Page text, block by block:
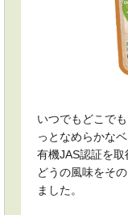
いつでもどこで
っとなめらかな
有機JAS認証を
どうの風味をそ
ました。